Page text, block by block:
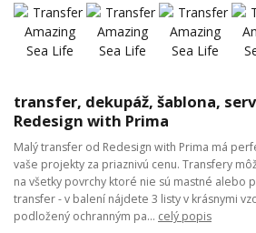
transfer, dekupáž, šablona,
Redesign with Prima
Malý transfer od Redesign with Prima má
vaše projekty za priaznivú cenu. Transfery
na všetky povrchy ktoré nie sú mastné alebo
transfer - v balení nájdete 3 listy v krásnymi
podložený ochranným pa... celý popis